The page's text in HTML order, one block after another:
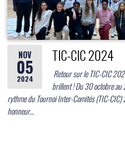
NOV
05
2024
TIC-CIC 2024
Retour sur le TIC-CIC
brillent ! Du 30 octobre au
rythme du Tournoi Inter-Comités (TIC-
honneur…